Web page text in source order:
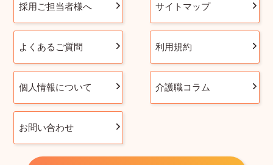
採用ご担当者様へ サイトマップ
よくあるご質問 利用規約
個人情報について 介護職コラム
お問い合わせ